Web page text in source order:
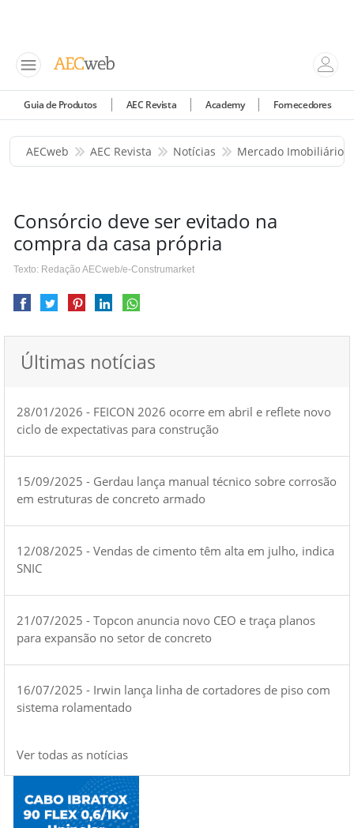
Guia de Produtos AEC Revista Academy Fornecedores
AECweb AEC Revista Notícias Mercado Imobiliário
Consórcio deve ser evitado na
compra da casa própria
Texto: Redação AECweb/e-Construmarket
Últimas notícias
28/01/2026 - FEICON 2026 ocorre em abril e reflete novo
ciclo de expectativas para construção
15/09/2025 - Gerdau lança manual técnico sobre corrosão
em estruturas de concreto armado
12/08/2025 - Vendas de cimento têm alta em julho, indica
SNIC
21/07/2025 - Topcon anuncia novo CEO e traça planos
para expansão no setor de concreto
16/07/2025 - Irwin lança linha de cortadores de piso com
sistema rolamentado
Ver todas as notícias